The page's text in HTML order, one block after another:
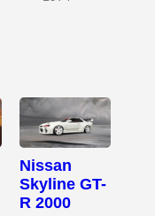
Nissan
Skyline GT-
R 2000